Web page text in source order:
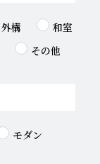
外構
和室
その他
モダン